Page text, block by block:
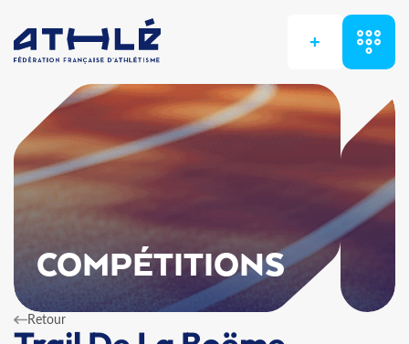
+
COMPÉTITIONS
Retour